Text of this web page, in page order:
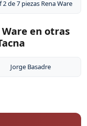
2 de 7 piezas Rena Ware
Ware en otras
Jorge Basadre